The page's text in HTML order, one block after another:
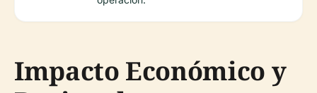
Impacto Económico y